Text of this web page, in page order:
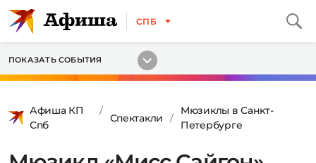
СПБ
ПОКАЗАТЬ СОБЫТИЯ
Афиша КП
Спб
Спектакли
Мюзиклы в Санкт-
Петербурге